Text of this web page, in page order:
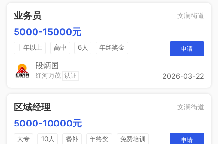
业务员 文澜街道
5000-15000元
十年以上 高中 6人
年终奖金
销售奖金
综合补贴
申请
段炳国
红河万茂 认证 2026-03-22
区域经理 文澜街道
5000-10000元
大专 10人 餐补 年终奖
免费培训
申请